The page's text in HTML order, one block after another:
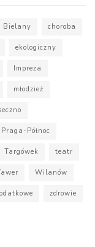
Bielany choroba
ekologiczny
Impreza
młodzież
Praga-Północ
Targówek teatr
Wilanów
zdrowie